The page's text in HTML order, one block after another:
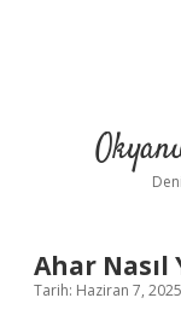
Ahar Nasıl
Tarih: Haziran 7, 2025